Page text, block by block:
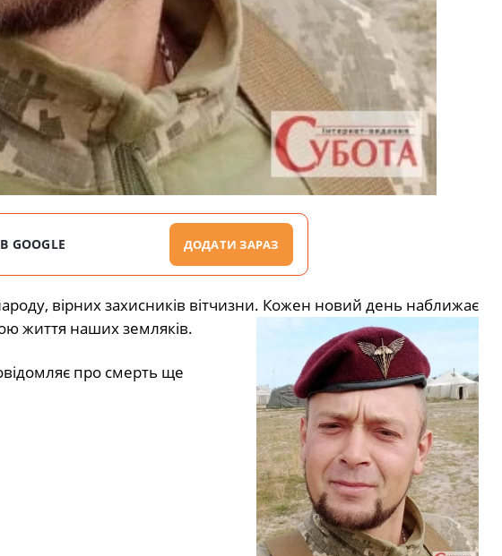
ДОДАТИ ЗАРАЗ
вірних захисників вітчизни. Кожен новий день наближає
життя наших земляків.
про смерть ще